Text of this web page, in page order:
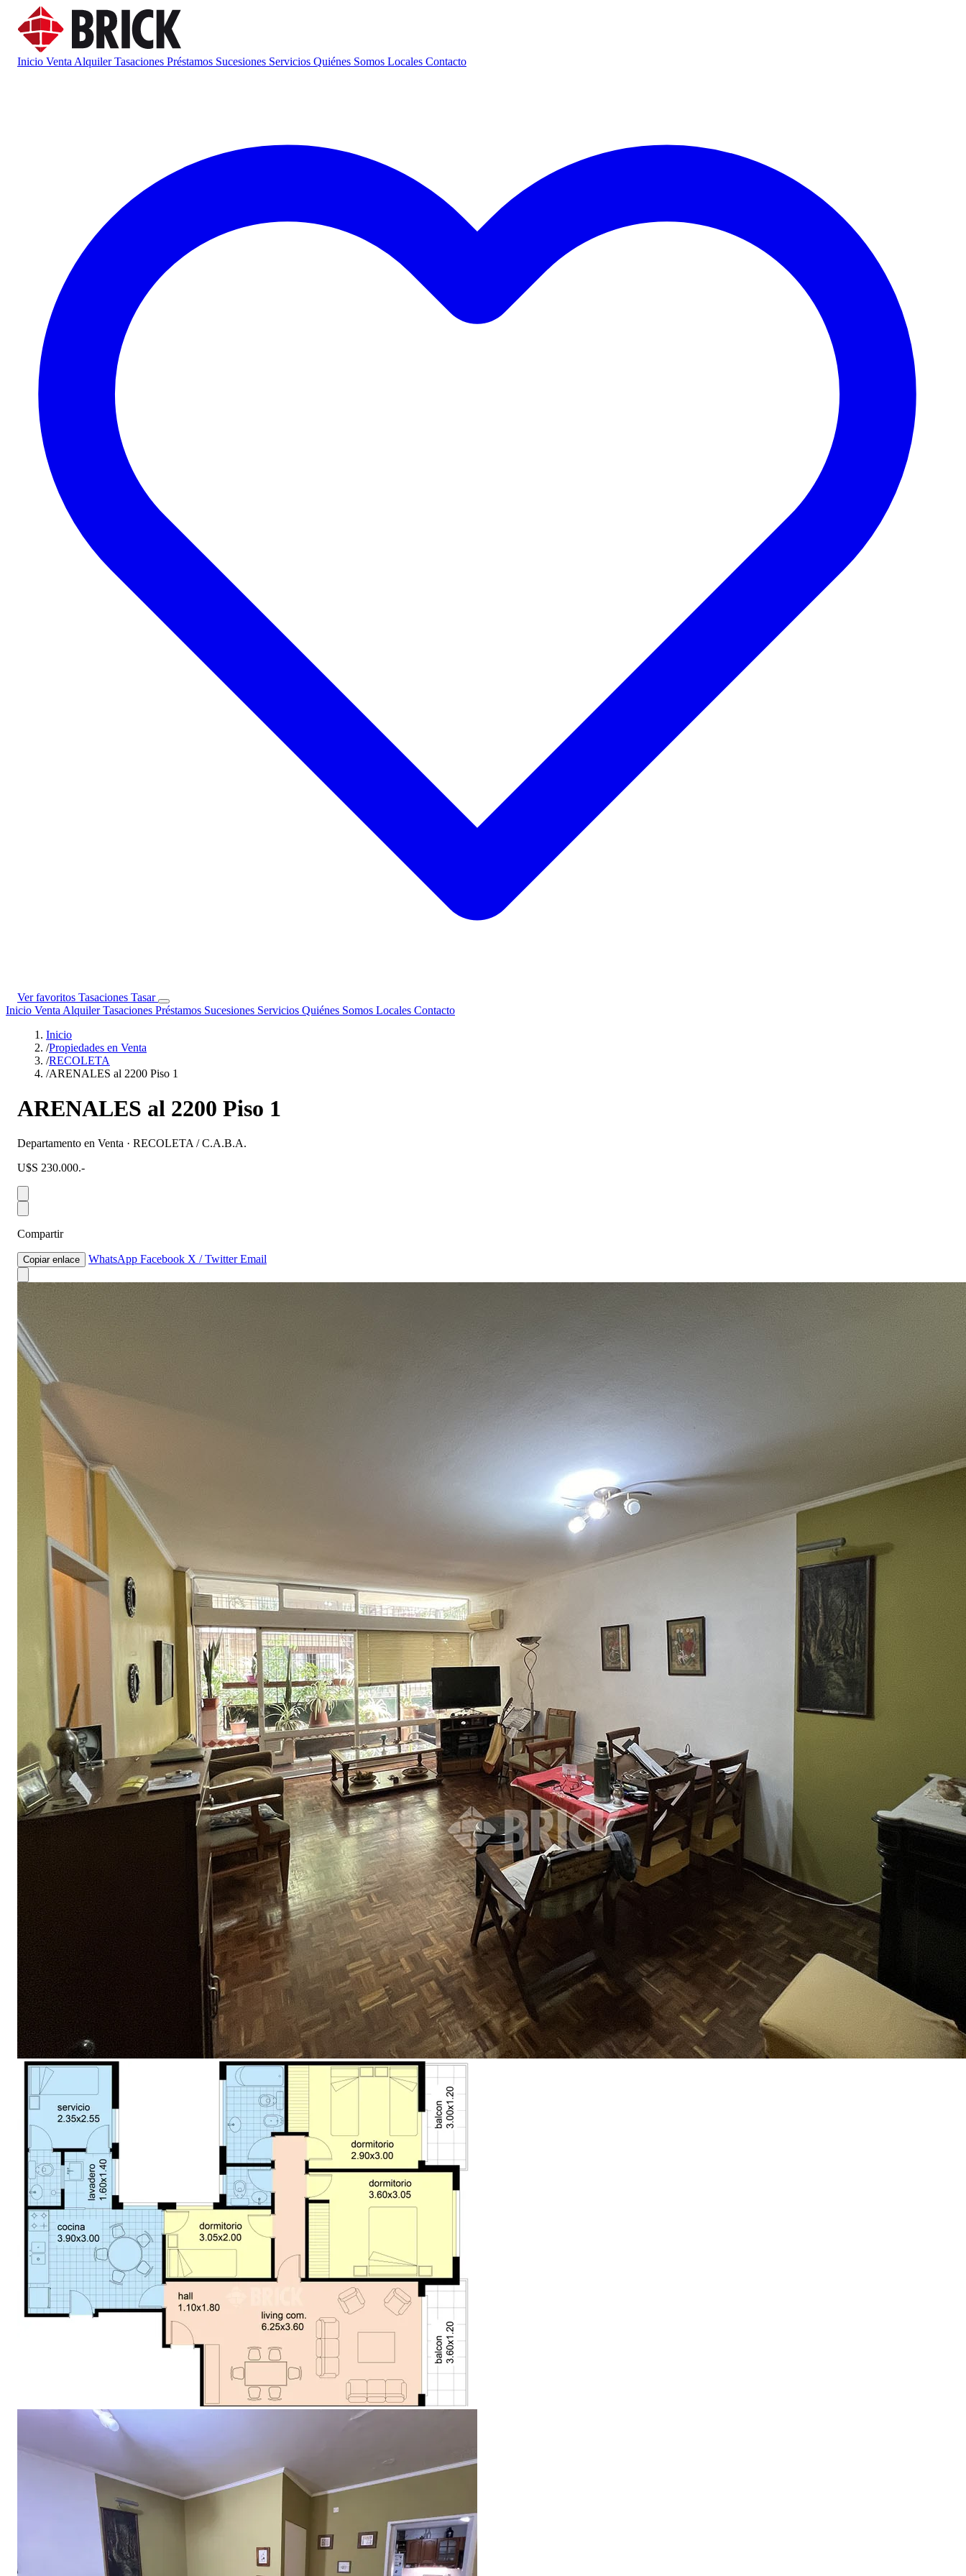
Inicio Venta AlquilerTasaciones Préstamos Sucesiones Servicios Quiénes Somos Locales Contacto
Ver favoritos Tasaciones Tasar
Inicio Venta AlquilerTasaciones Préstamos Sucesiones Servicios Quiénes Somos Locales Contacto
Inicio
/Propiedades en Venta
/RECOLETA
/ARENALES al 2200 Piso 1
ARENALES al 2200 Piso 1
Departamento en Venta · RECOLETA / C.A.B.A.
U$S 230.000.-
Compartir
Copiar enlace WhatsApp Facebook X / TwitterEmail